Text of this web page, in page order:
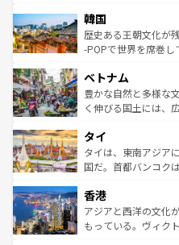
ワイを、存分に味わってほしい。 な
はコンテンツ一覧を
いる。アクティビテ
ビング、ハイキング
い。オーストラリア
参照してほしい。
ン）、静ひつな山岳
と山間の静けさが共
驚きをもたらしてく
容にもいいと評判の
が味わえる
照してほしい。
韓国
歴史ある王朝文化が
-POPで世界を席巻し
き、地方に足を延ば
できる。そして、キ
まで、さまざまな韓
リティに包まれなが
覧を参照してほしい。
ベトナム
豊かな自然と多様な
く伸びる国土には、
急速な発展と共に伝
ーチミン市のフラン
醸し出している。ま
とつ。フォーやバイ
ひ現地で味わいたい
が旅行者を迎えてく
タイ
タイは、東南アジア
国だ。首都バンコク
の活気が交差してい
帯で自然と触れ合い
いビーチでリゾート
香港
アジアと西洋の文化
もっている。ヴィク